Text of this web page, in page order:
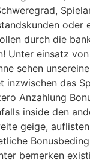
oder
durch die
Unter einsatz
sehen
inzwischen das
Anzahlung
inside den
geige,
bemerken